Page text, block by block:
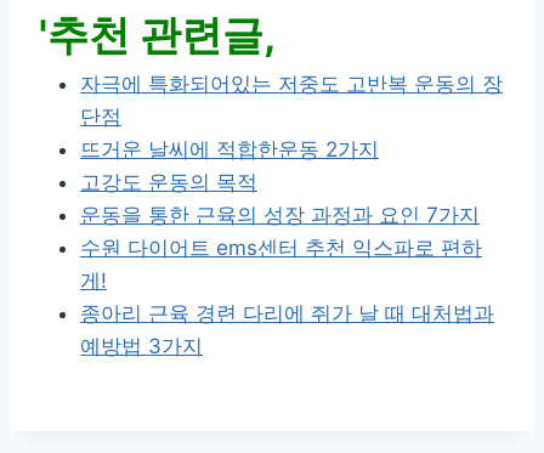
'추천 관련글,
자극에 특화되어있는 저중도 고반복 운동의 장
단점
뜨거운 날씨에 적합한운동 2가지
고강도 운동의 목적
운동을 통한 근육의 성장 과정과 요인 7가지
수원 다이어트 ems센터 추천 익스파로 편하
게!
종아리 근육 경련 다리에 쥐가 날 때 대처법과
예방법 3가지